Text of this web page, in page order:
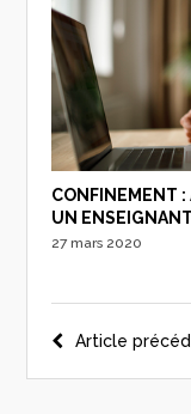
CONFINEMENT :
UN
27 mars 2020
Navigation
de
Article